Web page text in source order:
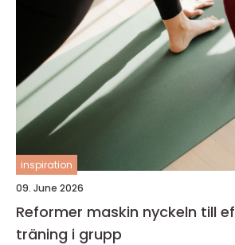
inspiration
09. June 2026
Reformer maskin nyckeln till effektiv, modern
träning i grupp